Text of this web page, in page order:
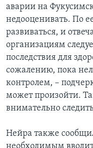
аварии на
недооценивать. По
развиваться, и
организациям
последствия для
сожалению, пока
контролем, –
может произойти.
внимательно
Нейра также